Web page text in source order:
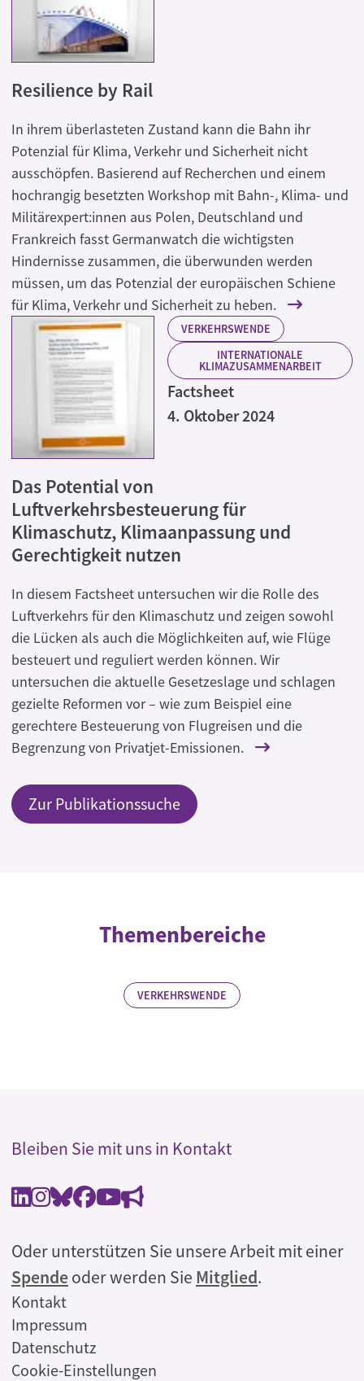
Resilience by Rail
In ihrem überlasteten Zustand kann die Bahn ihr
Potenzial für Klima, Verkehr und Sicherheit nicht
ausschöpfen. Basierend auf Recherchen und einem
hochrangig besetzten Workshop mit Bahn-, Klima- und
Militärexpert:innen aus Polen, Deutschland und
Frankreich fasst Germanwatch die wichtigsten
Hindernisse zusammen, die überwunden werden
müssen, um das Potenzial der europäischen Schiene
für Klima, Verkehr und Sicherheit zu heben.
VERKEHRSWENDE
INTERNATIONALE
KLIMAZUSAMMENARBEIT
Factsheet
4. Oktober 2024
Das Potential von
Luftverkehrsbesteuerung für
Klimaschutz, Klimaanpassung und
Gerechtigkeit nutzen
In diesem Factsheet untersuchen wir die Rolle des
Luftverkehrs für den Klimaschutz und zeigen sowohl
die Lücken als auch die Möglichkeiten auf, wie Flüge
besteuert und reguliert werden können. Wir
untersuchen die aktuelle Gesetzeslage und schlagen
gezielte Reformen vor – wie zum Beispiel eine
gerechtere Besteuerung von Flugreisen und die
Begrenzung von Privatjet-Emissionen.
Zur Publikationssuche
Themenbereiche
VERKEHRSWENDE
Bleiben Sie mit uns in Kontakt
Oder unterstützen Sie unsere Arbeit mit einer
Spendeoder werden Sie Mitglied.
Rechtliches
Kontakt
Impressum
Datenschutz
Cookie-Einstellungen